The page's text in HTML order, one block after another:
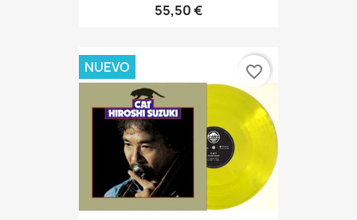
55,50 €
NUEVO favorite_border